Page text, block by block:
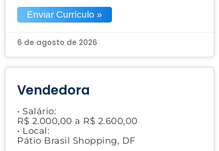
Enviar Currículo »
6 de agosto de 2026
Vendedora
• Salário:
R$ 2.000,00 a R$ 2.600,00
• Local:
Pátio Brasil Shopping, DF